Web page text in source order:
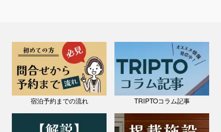
宿泊予約までの流れ TRIPTOコラム記事